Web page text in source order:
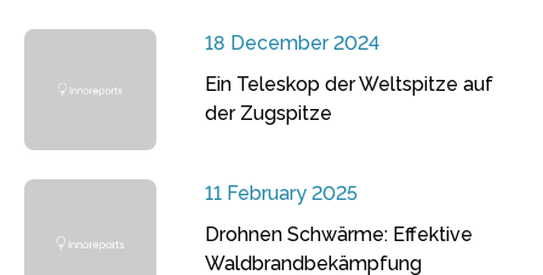
18 December 2024
Ein Teleskop der Weltspitze auf
der Zugspitze
11 February 2025
Drohnen Schwärme: Effektive
Waldbrandbekämpfung